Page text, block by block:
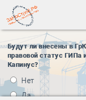
Будут ли внесены в
правовой статус ГИПа
Капинус?
Нет
Да